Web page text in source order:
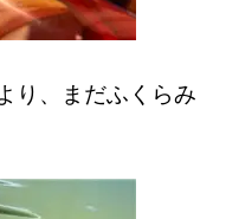
り、まだふくらみ